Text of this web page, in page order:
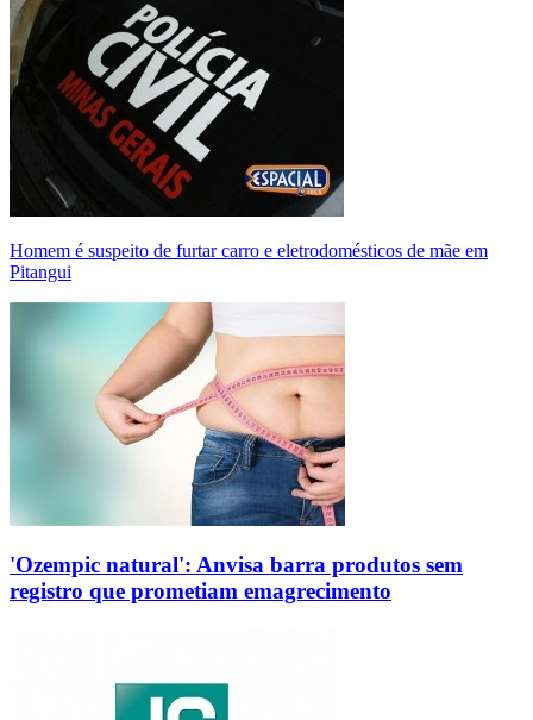
Homem é suspeito de furtar carro e eletrodomésticos de mãe em
Pitangui
'Ozempic natural': Anvisa barra produtos sem
registro que prometiam emagrecimento